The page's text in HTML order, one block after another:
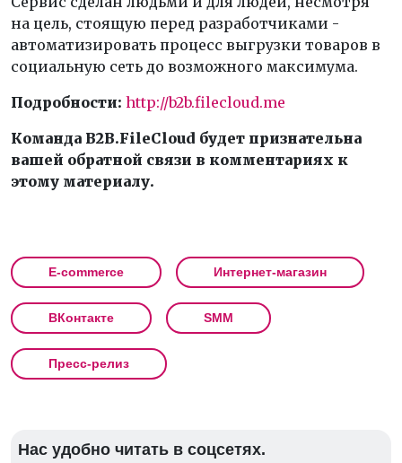
на цель, стоящую перед разработчиками -
автоматизировать процесс выгрузки товаров в
социальную сеть до возможного максимума.
Подробности: http://b2b.filecloud.me
Команда B2B.FileCloud будет признательна
вашей обратной связи в комментариях к
этому материалу.
E-commerce Интернет-магазин
ВКонтакте SMM
Пресс-релиз
Нас удобно читать в соцсетях.